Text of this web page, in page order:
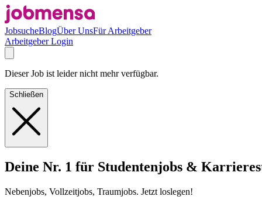
JobsucheBlogÜber UnsFür Arbeitgeber
Arbeitgeber Login
Dieser Job ist leider nicht mehr verfügbar.
Schließen
Deine Nr. 1 für Studentenjobs &
Nebenjobs, Vollzeitjobs, Traumjobs. Jetzt loslegen!